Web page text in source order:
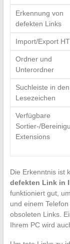
Erkennung von
defekten Links
Import/Export
Ordner und
Unterordner
Suchleiste in den
Lesezeichen
Verfügbare
Sortier-/
Extensions
Die Erkenntnis ist
defekten Link in
funktioniert gut,
und einem
obsoleten Links.
Ihrem PC wird